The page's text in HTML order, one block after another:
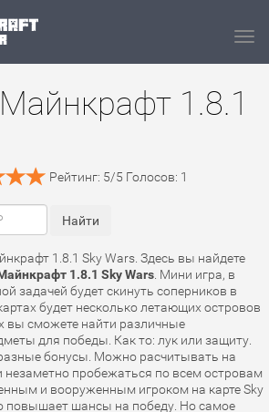
1.8.1
Рейтинг: 5/5 Голосов: 1
1.8.1 Sky Wars. Здесь вы найдете
1.8.1 Sky Wars . Мини игра, в
задачей будет скинуть соперников в
будет несколько летающих островов
вы сможете найти различные
для победы. Как то: лук или защиту.
бонусы. Можно расчитывать на
незаметно пробежаться по всем островам
и вооруженным игроком на карте Sky
повышает шансы на победу. Но самое